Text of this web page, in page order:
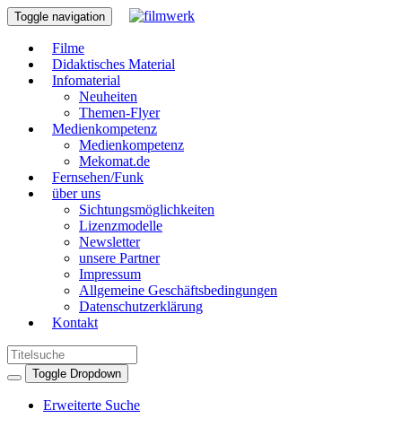
Toggle navigation
Filme
Didaktisches Material
Infomaterial
Neuheiten
Themen-Flyer
Medienkompetenz
Medienkompetenz
Mekomat.de
Fernsehen/Funk
über uns
Sichtungsmöglichkeiten
Lizenzmodelle
Newsletter
unsere Partner
Impressum
Allgemeine Geschäftsbedingungen
Datenschutzerklärung
Kontakt
Toggle Dropdown
Erweiterte Suche